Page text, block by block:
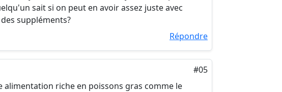
sait si on peut en avoir assez juste avec
suppléments?
Répondre
#05
alimentation riche en poissons gras comme le